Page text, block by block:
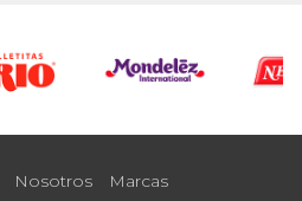
Nosotros Marcas